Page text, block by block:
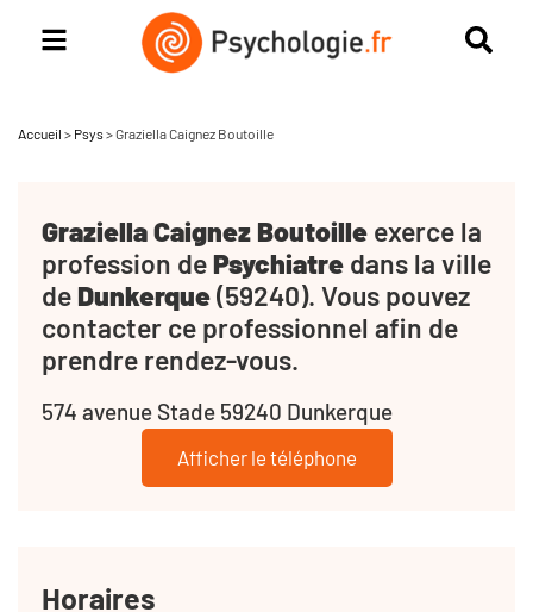
Accueil > Psys >Graziella Caignez Boutoille
Graziella Caignez Boutoille exerce la
profession dePsychiatre dans la ville
de Dunkerque(59240). Vous pouvez
contacter ce professionnel afin de
prendre rendez-vous.
574 avenue Stade 59240 Dunkerque
Afficher le téléphone
Horaires